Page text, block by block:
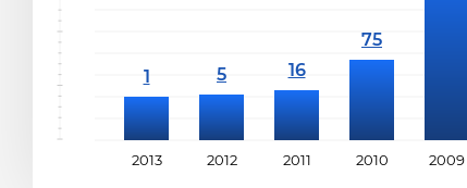
2013 2012 2011 2010 2009